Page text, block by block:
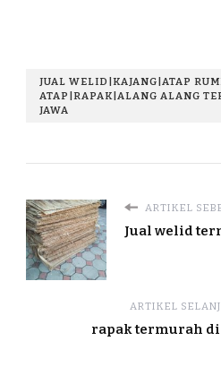
JUAL WELID|KAJANG|ATAP
ATAP|RAPAK|ALANG ALANG
JAWA
ARTIKEL
Jual welid
ARTIKEL
rapak termurah